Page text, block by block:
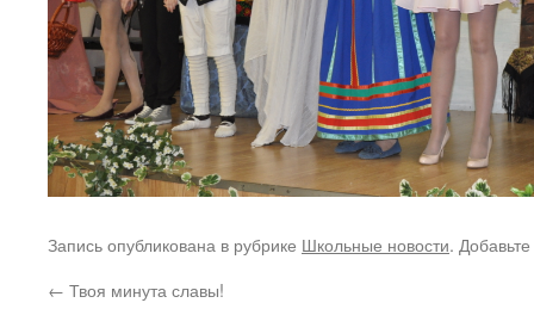
Запись опубликована в рубрике Школьные новости.
← Твоя минута славы!